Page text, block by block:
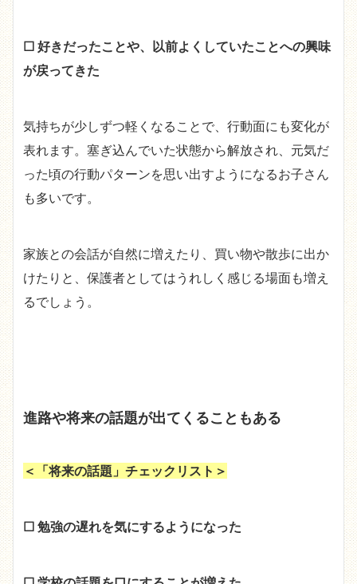
☐ 好きだったことや、以前よくしていたことへの興味
が戻ってきた
気持ちが少しずつ軽くなることで、行動面にも変化が
表れます。塞ぎ込んでいた状態から解放され、元気だ
った頃の行動パターンを思い出すようになるお子さん
も多いです。
家族との会話が自然に増えたり、買い物や散歩に出か
けたりと、保護者としてはうれしく感じる場面も増え
るでしょう。
進路や将来の話題が出てくることもある
＜「将来の話題」チェックリスト＞
☐ 勉強の遅れを気にするようになった